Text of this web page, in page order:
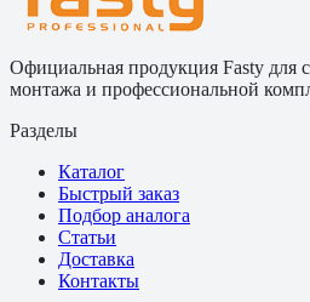
Официальная продукция Fasty для
монтажа и профессиональной
Разделы
Каталог
Быстрый заказ
Подбор аналога
Статьи
Доставка
Контакты